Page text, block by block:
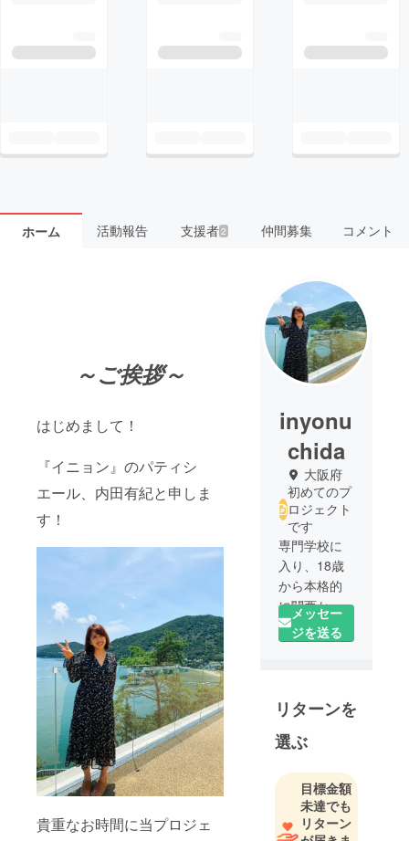
ホーム 活動報告 支援者 2 仲間募集 コメント
～ご挨拶～
はじめまして！
『イニョン』のパティシ
エール、内田有紀と申しま
す！
貴重なお時間に当プロジェ
inyonu
chida
大阪府
初めてのプ
ロジェクト
です
専門学校に
入り、18歳
から本格的
に関西から
韓国留学を
経て修行を
ティシエー
やっていき
が好きで流
行に敏感で
す。
メッセー
ジを送る
リターンを
選ぶ
目標金額
未達でも
リターン